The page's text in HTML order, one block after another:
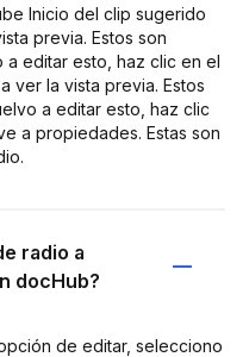
Inicio del clip sugerido
previa. Estos son
editar esto, haz clic en el
ver la vista previa. Estos
a editar esto, haz clic
a propiedades. Estas son
radio a
docHub?
de editar, selecciono